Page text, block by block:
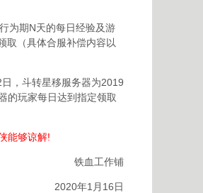
为期N天的每日经验及游
取（具体合服补偿内容以
，斗转星移服务器为2019
的玩家每日达到指定领取
能够谅解!
铁血工作铺
2020年1月16日